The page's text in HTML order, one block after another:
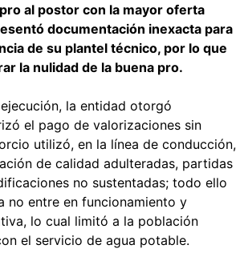
al postor con la mayor oferta
documentación inexacta para
de su plantel técnico, por lo que
la nulidad de la buena pro.
la entidad otorgó
el pago de valorizaciones sin
utilizó, en la línea de conducción,
de calidad adulteradas, partidas
no sustentadas; todo ello
no entre en funcionamiento y
lo cual limitó a la población
el servicio de agua potable.